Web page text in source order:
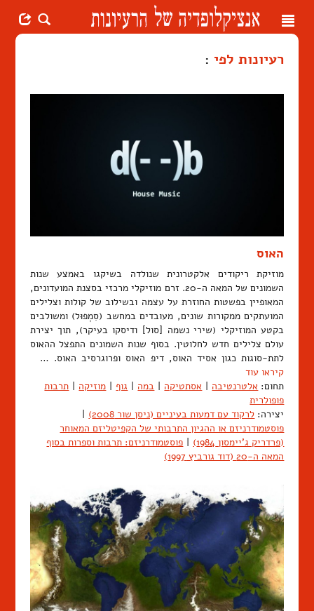
Toggle
רעיונות לפי :
האוס
מוזיקת ריקודים אלקטרונית שנולדה בשיקגו באמצע שנות
השמונים של המאה ה-20. זרם מוזיקלי מרכזי בסצנת המועדונים,
המאופיין בפשטות החוזרת על עצמה ובשילוב של קולות וצלילים
המועתקים ממקורות שונים, מעובדים במחשב (סִמְפוּל) ומשולבים
בקטע המוזיקלי (שירי נשמה [סול] ודיסקו בעיקר), תוך יצירת
עולם צלילים חדש לחלוטין. בסוף שנות השמונים התפצל ההאוס
לתת-סוגות כגון אסיד האוס, דיפ האוס ופרוגרסיב האוס. …
קיראו עוד
תחום: אלטרנטיבה | אסתטיקה | במה | גוף | מוזיקה | תרבות
פופולרית
יצירה: לרקוד עם דמעות בעיניים (ניסן שור 2008)
|
פוסטמודרניזם או ההגיון התרבותי של הקפיטליזם המאוחר
(פרדריק ג'יימסון 1984)
| פוסטמודרניזם: תרבות וספרות בסוף
המאה ה-20 (דוד גורביץ 1997)